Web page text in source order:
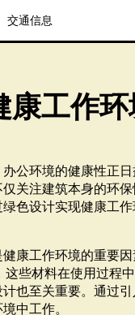
交通信息
康工作
公环境的健康性正
关注建筑本身的环
色设计实现健康工
康工作环境的重要
这些材料在使用过程
也至关重要。通过
中工作。